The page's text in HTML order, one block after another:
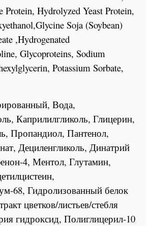
Protein, Hydrolyzed Yeast Protein,
Soja (Soybean)
,Hydrogenated
Glycoproteins, Sodium
Potassium Sorbate,
Вода,
Каприлилгликоль, Глицерин,
Пропандиол, Пантенол,
Дециленгликоль, Динатрий
4, Ментол, Глутамин,
68, Гидролизованный белок
цветков/листьев/стебля
гидроксид, Полиглицерил-10